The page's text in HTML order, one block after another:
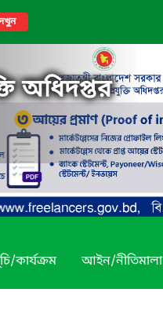
অধিদপ্তর
কার্যক্রম আইন/নীতিমালা